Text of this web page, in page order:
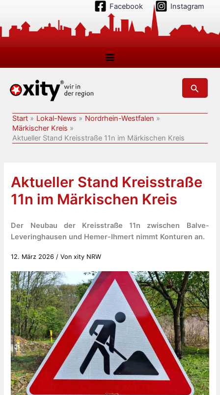
springen
Facebook Instagram
Suchen
Start Lokal-News
Nordrhein-Westfalen
Märkischer Kreis
Aktueller Stand Kreisstraße 11n im Märkischen Kreis
Aktueller Stand Kreisstraße
11n im Märkischen Kreis
Der Neubau der Kreisstraße 11n zwischen Balve-
Leveringhausen und Hemer-Ihmert nimmt Konturen an.
12. März 2026 / Vonxity NRW